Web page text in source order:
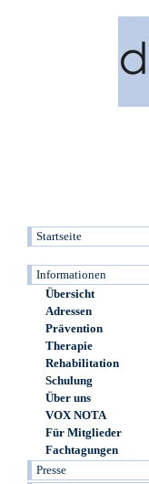
Startseite
Informationen
Übersicht
Adressen
Prävention
Therapie
Rehabilitation
Schulung
Über uns
VOX NOTA
Für Mitglieder
Fachtagungen
Presse